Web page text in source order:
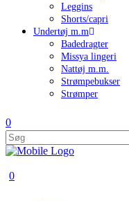
Leggins
Shorts/capri
Undertøj m.m
Badedragter
Missya lingeri
Nattøj m.m.
Strømpebukser
Strømper
0
0